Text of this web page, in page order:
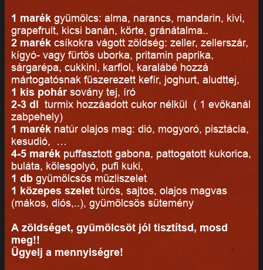
1 marékgyümölcs: alma, narancs, mandarin, kivi,
grapefruit, kicsi banán, körte, gránátalma..
2 marékcsíkokra vágott zöldség: zeller, zellerszár,
kígyó- vagy fürtös uborka, pritamin paprika,
sárgarépa, cukkini, karfiol, karalábé hozzá
mártogatósnak fűszerezett kefír, joghurt, aludttej,
1 kis pohársovány tej, író
2-3 dl turmix hozzáadott cukor nélkül ( 1 evőkanál
zabpehely)
1 maréknatúr olajos mag: dió, mogyoró, pisztácia,
kesudió, …
4-5 marék puffasztott gabona, pattogatott kukorica,
buláta, kölesgolyó, pufi kuki,
1 dbgyümölcsös műzliszelet
1 közepes szelettúrós, sajtos, olajos magvas
(mákos, diós,..), gyümölcsös sütemény
A zöldséget, gyümölcsöt jól tisztítsd, mosd
meg!!
Ügyelj a mennyiségre!